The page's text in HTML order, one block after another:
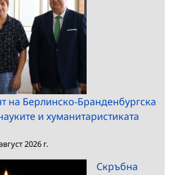
на Берлинско-Бранденбургска
и хуманитаристиката
2026 г.
Скръбна